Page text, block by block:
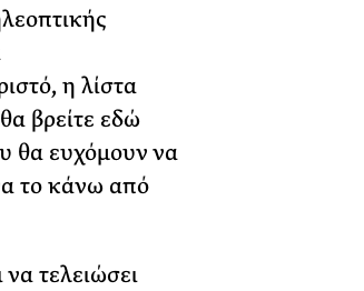
η λίστα
βρείτε εδώ
θα ευχόμουν να
το κάνω από
τελειώσει